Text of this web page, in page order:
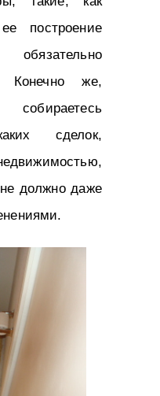
построение
Конечно же,
сделок,
должно даже